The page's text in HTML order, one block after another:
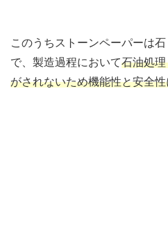
このうちストーンペーパーは
で、製造過程において石油処
がされないため機能性と安全